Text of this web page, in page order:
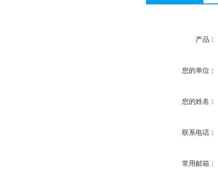
产品：
您的单位：
您的姓名：
联系电话：
常用邮箱：